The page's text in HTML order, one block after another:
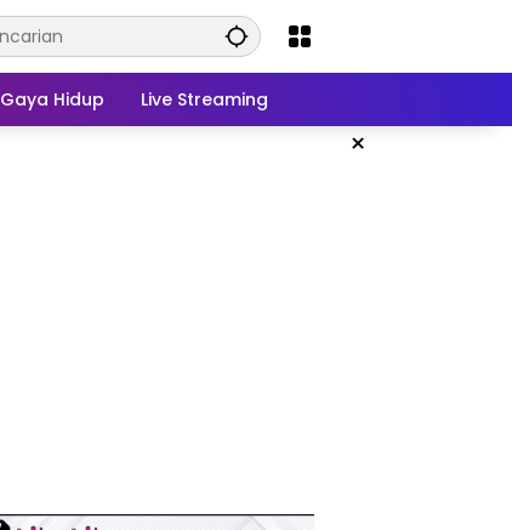
Gaya Hidup Live Streaming
×